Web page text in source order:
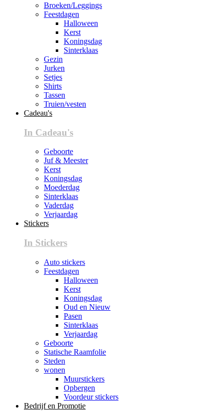
Broeken/Leggings
Feestdagen
Halloween
Kerst
Koningsdag
Sinterklaas
Gezin
Jurken
Setjes
Shirts
Tassen
Truien/vesten
Cadeau's
In Cadeau's
Geboorte
Juf & Meester
Kerst
Koningsdag
Moederdag
Sinterklaas
Vaderdag
Verjaardag
Stickers
In Stickers
Auto stickers
Feestdagen
Halloween
Kerst
Koningsdag
Oud en Nieuw
Pasen
Sinterklaas
Verjaardag
Geboorte
Statische Raamfolie
Steden
wonen
Muurstickers
Opbergen
Voordeur stickers
Bedrijf en Promotie